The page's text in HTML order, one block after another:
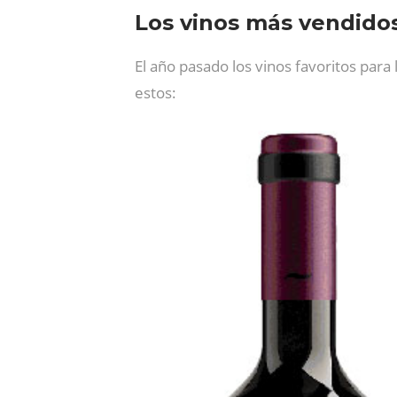
Los vinos más
El año pasado los vinos favoritos
estos: